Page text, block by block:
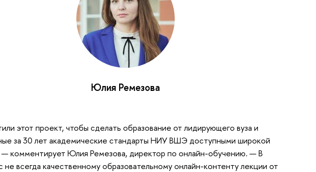
Юлия Ремезова
этот проект, чтобы сделать образование от лидирующего вуза и
за 30 лет академические стандарты НИУ ВШЭ доступными широкой
— комментирует Юлия Ремезова, директор по онлайн-обучению. — В
не всегда качественному образовательному онлайн-контенту лекции от